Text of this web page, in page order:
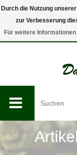
0
Durch die Nutzung
zur Verbesserung
Für weitere